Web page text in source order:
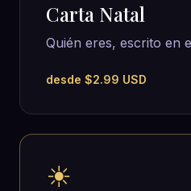
Carta Natal
Quién eres, escrito en
desde $2.99 USD
☀